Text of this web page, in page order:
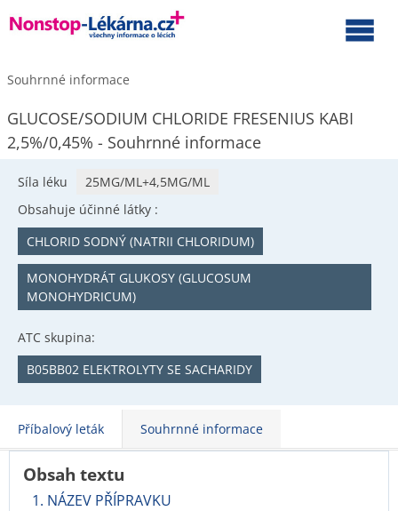
Souhrnné informace
GLUCOSE/SODIUM CHLORIDE FRESENIUS KABI
2,5%/0,45% - Souhrnné informace
Síla léku
25MG/ML+4,5MG/ML
Obsahuje účinné látky :
CHLORID SODNÝ (NATRII CHLORIDUM)
MONOHYDRÁT GLUKOSY (GLUCOSUM
MONOHYDRICUM)
ATC skupina:
B05BB02 ELEKTROLYTY SE SACHARIDY
Příbalový leták Souhrnné informace
Obsah textu
1. NÁZEV PŘÍPRAVKU